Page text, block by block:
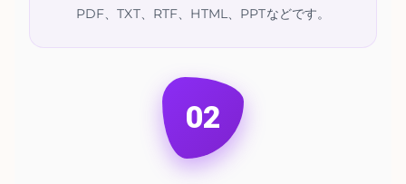
PDF、TXT、RTF、HTML、PPTなどです。
02